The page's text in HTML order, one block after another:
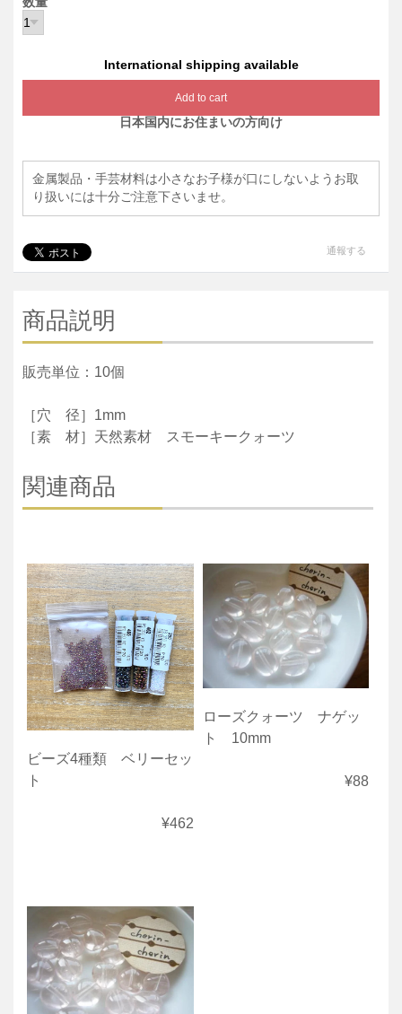
International shipping available
Add to cart
日本国内にお住まいの方向け
金属製品・手芸材料は小さなお子様が口にしないようお取
り扱いには十分ご注意下さいませ。
通報する
商品説明
販売単位：10個
［穴 径］1mm
［素 材］天然素材 スモーキークォーツ
関連商品
ビーズ4種類 ベリーセッ
ト
¥462
ローズクォーツ ナゲッ
ト 10mm
¥88